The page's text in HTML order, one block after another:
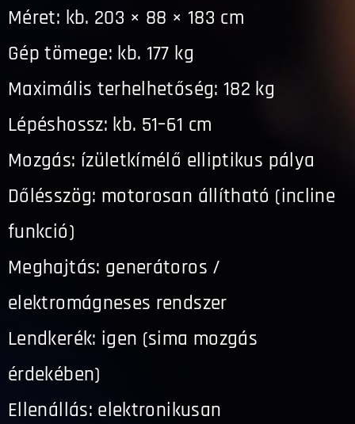
Méret: kb. 203 × 88 × 183 cm
Gép tömege: kb. 177 kg
Maximális terhelhetőség: 182 kg
Lépéshossz: kb. 51–61 cm
Mozgás: ízületkímélő elliptikus pálya
Dőlésszög: motorosan állítható (incline
funkció)
Meghajtás: generátoros /
elektromágneses rendszer
Lendkerék: igen (sima mozgás
érdekében)
Ellenállás: elektronikusan